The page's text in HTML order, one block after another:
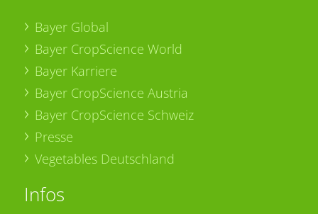
Bayer Global
Bayer CropScience World
Bayer Karriere
Bayer CropScience Austria
Bayer CropScience Schweiz
Presse
Vegetables Deutschland
Infos